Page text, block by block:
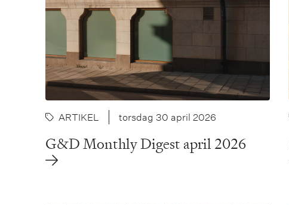
ARTIKEL torsdag 30 april 2026
G&D Monthly Digest april 2026